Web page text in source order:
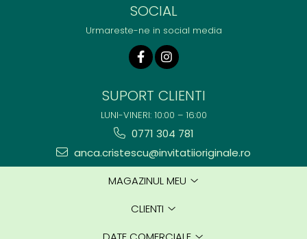
SOCIAL
Urmareste-ne in social media
SUPORT CLIENTI
LUNI-VINERI: 10:00 – 16:00
0771 304 781
anca.cristescu@invitatiioriginale.ro
MAGAZINUL MEU
CLIENTI